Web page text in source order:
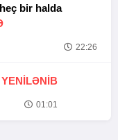
bir halda
22:26
YENİLƏNİB
01:01